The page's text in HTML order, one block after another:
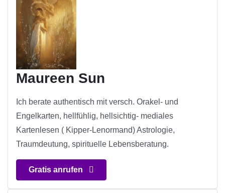
Maureen Sun
Ich berate authentisch mit versch. Orakel- und
Engelkarten, hellfühlig, hellsichtig- mediales
Kartenlesen ( Kipper-Lenormand) Astrologie,
Traumdeutung, spirituelle Lebensberatung.
Gratis anrufen